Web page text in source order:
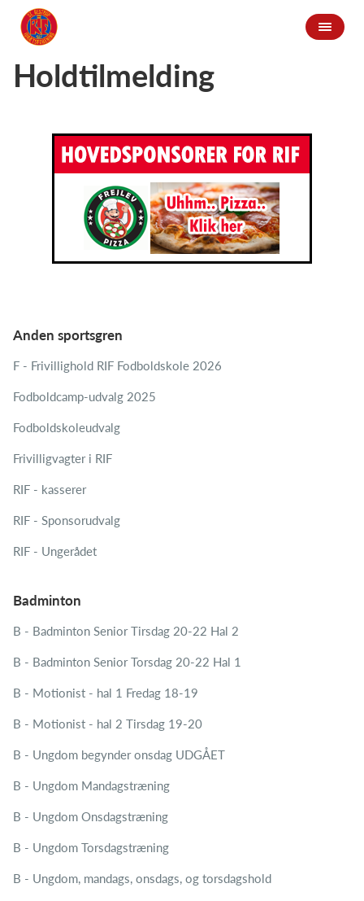
Holdtilmelding
Anden sportsgren
F - Frivillighold RIF Fodboldskole 2026
Fodboldcamp-udvalg 2025
Fodboldskoleudvalg
Frivilligvagter i RIF
RIF - kasserer
RIF - Sponsorudvalg
RIF - Ungerådet
Badminton
B - Badminton Senior Tirsdag 20-22 Hal 2
B - Badminton Senior Torsdag 20-22 Hal 1
B - Motionist - hal 1 Fredag 18-19
B - Motionist - hal 2 Tirsdag 19-20
B - Ungdom begynder onsdag UDGÅET
B - Ungdom Mandagstræning
B - Ungdom Onsdagstræning
B - Ungdom Torsdagstræning
B - Ungdom, mandags, onsdags, og torsdagshold